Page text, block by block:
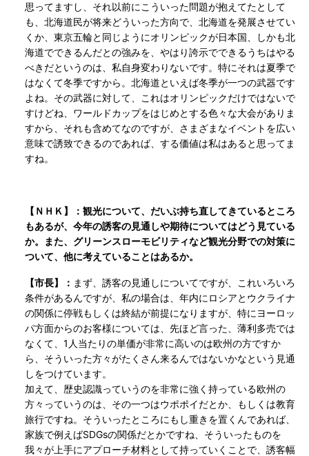
思ってますし、それ以前にこういった問題が抱えてたとして
も、北海道民が将来どういった方向で、北海道を発展させてい
くか、東京五輪と同じようにオリンピックが日本国、しかも北
海道でできるんだとの強みを、やはり誇示でできるうちはやる
べきだというのは、私自身変わりないです。特にそれは夏季で
はなくて冬季ですから。北海道といえば冬季が一つの武器です
よね。その武器に対して、これはオリンピックだけではないで
すけどね、ワールドカップをはじめとする色々な大会がありま
すから、それも含めてなのですが、さまざまなイベントを広い
意味で誘致できるのであれば、する価値は私はあると思ってま
すね。
【ＮＨＫ】：観光について、だいぶ持ち直してきているところ
もあるが、今年の誘客の見通しや期待についてはどう見ている
か。また、グリーンスローモビリティなど観光分野での対策に
ついて、他に考えていることはあるか。
【市長】： まず、誘客の見通しについてですが、これいろいろ
条件があるんですが、私の場合は、年内にロシアとウクライナ
の関係に停戦もしくは終結が前提になりますが、特にヨーロッ
パ方面からのお客様については、先ほど言った、薄利多売では
なくて、1人当たりの単価が非常に高いのは欧州の方ですか
ら、そういった方々がたくさん来るんではないかなという見通
しをつけています。
加えて、歴史認識っていうのを非常に強く持っている欧州の
方々っていうのは、その一つはウポポイだとか、もしくは教育
旅行ですね。そういったところにもし重きを置くんであれば、
家族で例えばSDGsの関係だとかですね、そういったものを
我々が上手にアプローチ材料として持っていくことで、誘客幅